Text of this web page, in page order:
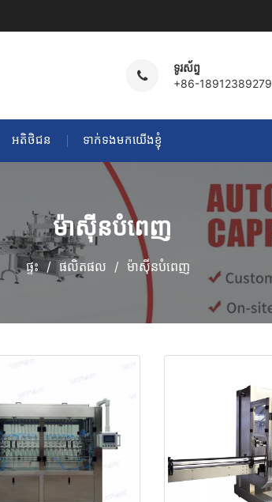
ទូរស័ព្ទ
+86-18912389279
អតិថិជន ទាក់ទងមកយើងខ្ញុំ
ម៉ាស៊ីនបំពេញ
ផ្ទះ ផលិតផល ម៉ាស៊ីនបំពេញ